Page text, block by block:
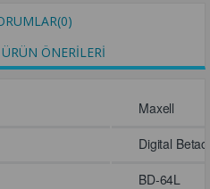
(0)
ÜRÜN ÖNERILERI
Maxell
Digital
BD-64L